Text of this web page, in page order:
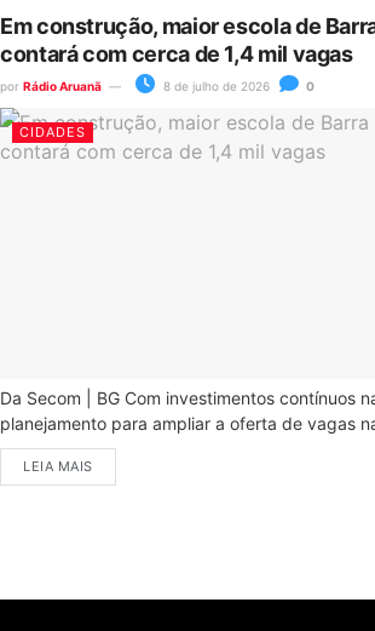
Em construção, maior escola de
contará com cerca de 1,4 mil vagas
por Rádio Aruanã 8 de julho de 2026 0
CIDADES
Da Secom | BG Com investimentos contínuos
planejamento para ampliar a oferta de vagas
LEIA MAIS